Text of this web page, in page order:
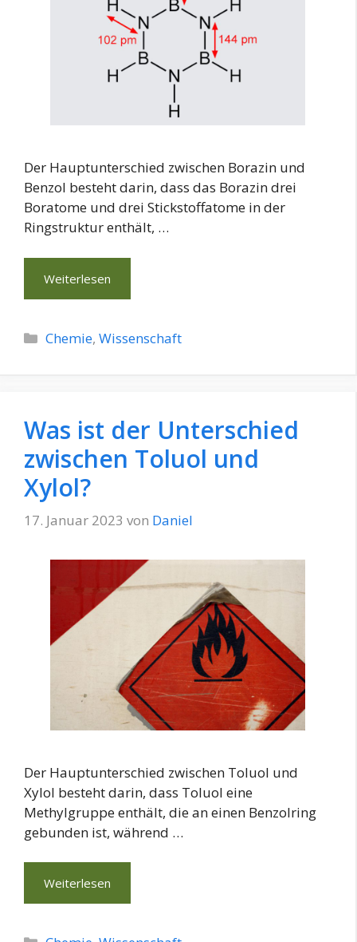
Der Hauptunterschied zwischen Borazin und
Benzol besteht darin, dass das Borazin drei
Boratome und drei Stickstoffatome in der
Ringstruktur enthält, …
Weiterlesen
Kategorien
Chemie,Wissenschaft
Was ist der Unterschied
zwischen Toluol und
Xylol?
17. Januar 2023 von Daniel
Der Hauptunterschied zwischen Toluol und
Xylol besteht darin, dass Toluol eine
Methylgruppe enthält, die an einen Benzolring
gebunden ist, während …
Weiterlesen